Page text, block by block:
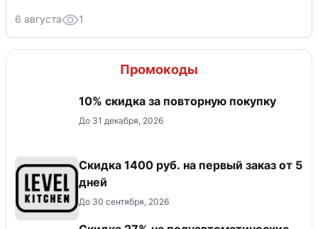
6 августа 1
Промокоды
10% скидка за повторную покупку
До 31 декабря, 2026
Скидка 1400 руб. на первый заказ от 5
дней
До 30 сентября, 2026